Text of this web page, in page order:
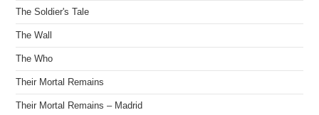
The Soldier's Tale
The Wall
The Who
Their Mortal Remains
Their Mortal Remains – Madrid